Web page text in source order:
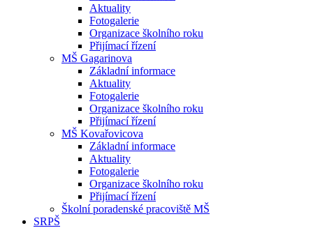
Aktuality
Fotogalerie
Organizace školního roku
Přijímací řízení
MŠ Gagarinova
Základní informace
Aktuality
Fotogalerie
Organizace školního roku
Přijímací řízení
MŠ Kovařovicova
Základní informace
Aktuality
Fotogalerie
Organizace školního roku
Přijímací řízení
Školní poradenské pracoviště MŠ
SRPŠ